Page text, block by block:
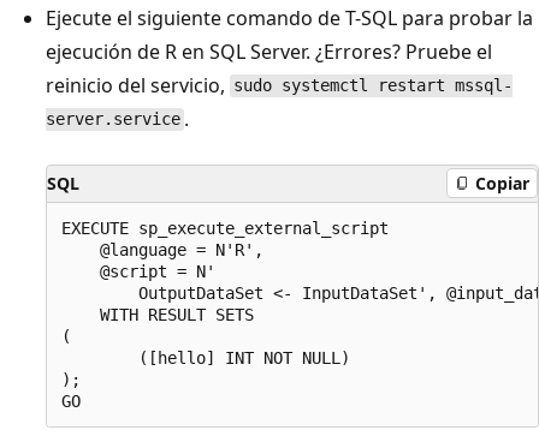
Ejecute el siguiente comando de T-SQL para probar la
ejecución de R en SQL Server. ¿Errores? Pruebe el
reinicio del servicio, sudo systemctl restart mssql-
server.service .
SQL Copiar
EXECUTE sp_execute_external_script
    @language = N'R',
    @script = N'
OutputDataSet <- InputDataSet',
    WITH RESULT SETS
(
        ([hello] INT NOT NULL)
);